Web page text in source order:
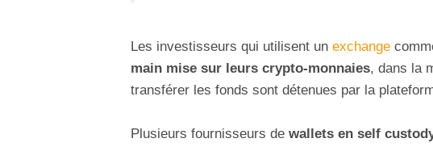
Les investisseurs qui utilisent un exchange
main mise sur leurs crypto-monnaies, dans la
transférer les fonds sont détenues par la
Plusieurs fournisseurs de wallets en self